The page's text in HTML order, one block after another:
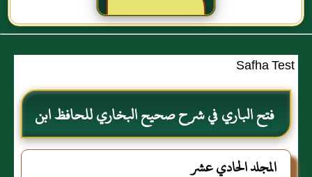
Safha Test
فتح الباري في شرح صحيح البخاري للحافظ ابن
حجر العسقلاني
المجلد الحادي عشر